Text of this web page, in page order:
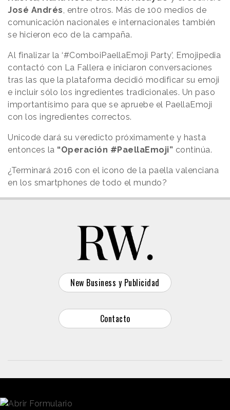
José Andrés , entre otros. Más de 100 medios de
comunicación nacionales e internacionales también
se hicieron eco de la campaña.
Al finalizar la ‘#ComboiPaellaEmoji Party’, Emojipedia
contactó con La Fallera e iniciaron conversaciones
tras las que la plataforma decidió modificar su emoji
e incluir sólo los ingredientes tradicionales. Un paso
importantísimo para que se apruebe el PaellaEmoji
con los ingredientes correctos.
Unicode dará su veredicto próximamente y hasta
entonces la “Operación #PaellaEmoji” continúa.
¿Terminará 2016 con el icono de la paella valenciana
en los smartphones de todo el mundo?
New Business y Publicidad
Contacto
© 2026 Reason Why
Dirección: